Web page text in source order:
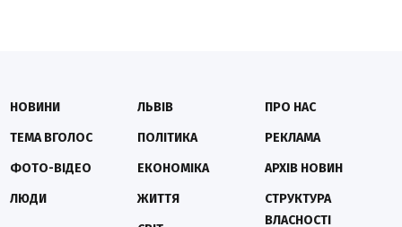
НОВИНИ
ТЕМА ВГОЛОС
ФОТО-ВІДЕО
ЛЮДИ
ЛЬВІВ
ПОЛІТИКА
ЕКОНОМІКА
ЖИТТЯ
ПРО НАС
РЕКЛАМА
АРХІВ НОВИН
СТРУКТУРА
ВЛАСНОСТІ